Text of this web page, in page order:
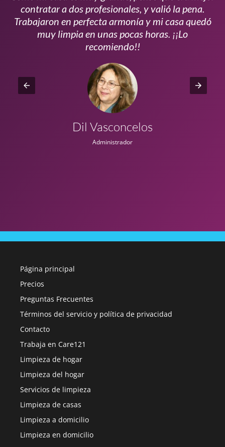
contratar a dos profesionales, y valió la pena.
Trabajaron en perfecta armonía y mi casa quedó
muy limpia en unas pocas horas. ¡¡Lo
recomiendo!!
Dil Vasconcelos
Administrador
Página principal
Precios
Preguntas Frecuentes
Términos del servicio y política de privacidad
Contacto
Trabaja en Care121
Limpieza de hogar
Limpieza del hogar
Servicios de limpieza
Limpieza de casas
Limpieza a domicilio
Limpieza en domicilio